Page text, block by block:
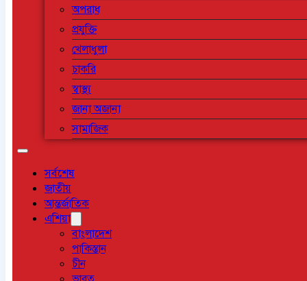
অপরাধ
প্রযুক্তি
খেলাধুলা
চাকরি
স্বাস্থ্য
জানা অজানা
সামাজিক
সর্বশেষ
জাতীয়
আন্তর্জাতিক
এশিয়া
বাংলাদেশ
পাকিস্তান
চীন